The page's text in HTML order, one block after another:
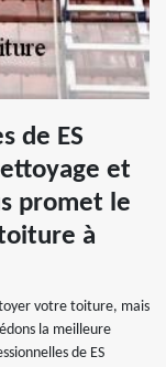
de ES
et
promet le
à
votre toiture, mais
la meilleure
de ES